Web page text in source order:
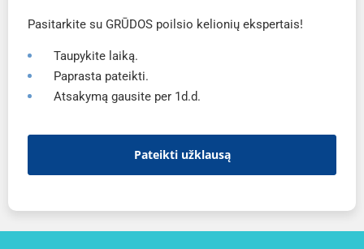
Pasitarkite su GRŪDOS poilsio kelionių ekspertais!
Taupykite laiką.
Paprasta pateikti.
Atsakymą gausite per 1d.d.
Pateikti užklausą